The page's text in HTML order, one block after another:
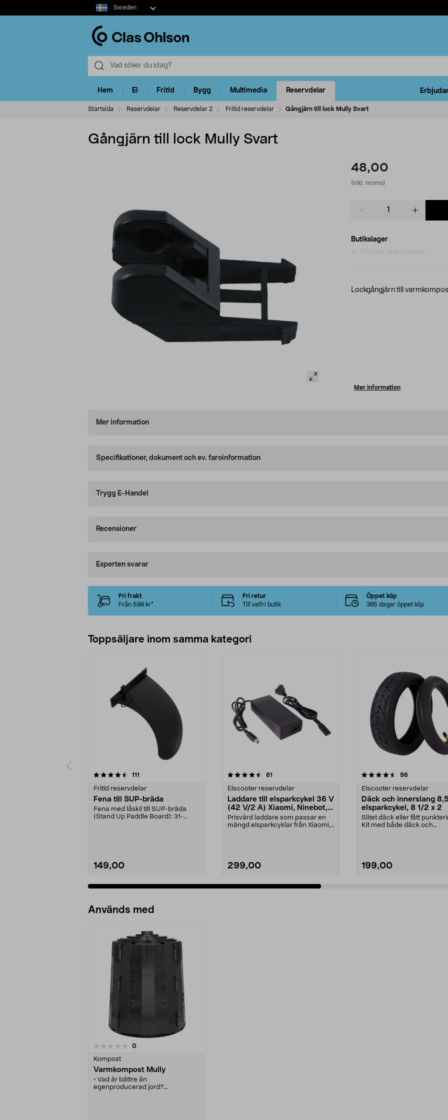
Select
market
Sweden
Hem El Fritid Bygg Multimedia Reservdelar
Startsida Reservdelar Reservdelar 2 Fritid reservdelar Gångjärn till lock Mully Svart
Gångjärn till lock Mully Svart
48,00
(inkl. moms)
Butikslager
Lockgångjärn till
Mer information
Mer information
Specifikationer, dokument och ev. faroinformation
Trygg E-Handel
Recensioner
Experten svarar
Fri frakt
Från 599 kr*
Fri retur
Till valfri butik
Öppet köp
365 dagar öppet köp
Toppsäljare inom samma kategori
111
Fritid reservdelar
Fena till SUP-bräda
Fena med låskil till SUP-bräda
(Stand Up Paddle Board): 31-
149,00
4.5 av 5 stjärnor 61
Elscooter reservdelar
Laddare till elsparkcykel 36 V
(42 V/2 A) Xiaomi, Ninebot,
E-Way m.fl.
Prisvärd laddare som passar en
mängd elsparkcyklar från Xiaomi,
299,00
4.5 av 5 stjärnor 96recensioner
Elscooter reservdelar
Däck och innerslang
elsparkcykel, 8 1/2 x 2
Slitet däck eller fått
Kit med både däck och
199,00
4.5 av 5 stjärnor
Används med
0recensioner
Kompost
Varmkompost Mully
• Vad är bättre än
egenproducerad jord?